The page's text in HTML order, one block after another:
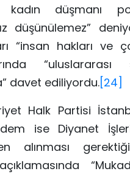
kadın düşmanı
düşünülemez”
“insan hakları ve
“uluslararası
davet ediliyordu. [24]
Halk Partisi
ise Diyanet İşleri
alınması